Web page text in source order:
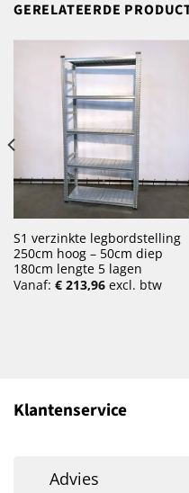
GERELATEERDE
S1 verzinkte legbordstelling
250cm hoog – 50cm diep
180cm lengte 5 lagen
Vanaf: €213,96excl. btw
Klantenservice
Advies